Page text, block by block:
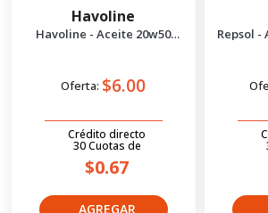
Havoline
Havoline - Aceite 20w50
Oferta: $6.00
Crédito directo
30Cuotas de
$0.67
Repsol -